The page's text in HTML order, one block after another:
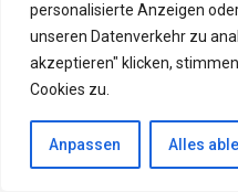
personalisierte Anzeigen
unseren Datenverkehr zu
akzeptieren" klicken,
Cookies zu.
Anpassen Alles